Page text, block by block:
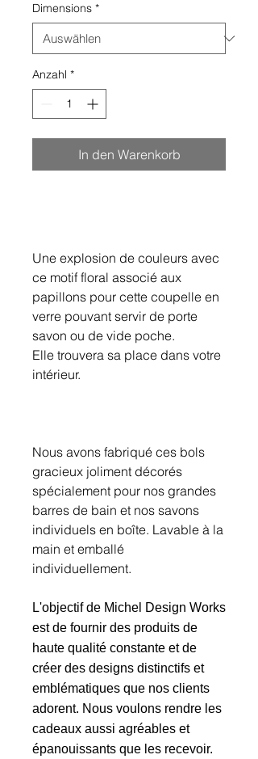
Dimensions *
Anzahl *
In den Warenkorb
Une explosion de couleurs avec
ce motif floral associé aux
papillons pour cette coupelle en
verre pouvant servir de porte
savon ou de vide poche.
Elle trouvera sa place dans votre
intérieur.
Nous avons fabriqué ces bols
gracieux joliment décorés
spécialement pour nos grandes
barres de bain et nos savons
individuels en boîte. Lavable à la
main et emballé
individuellement.
L'objectif de Michel Design Works
est de fournir des produits de
haute qualité constante et de
créer des designs distinctifs et
emblématiques que nos clients
adorent. Nous voulons rendre les
cadeaux aussi agréables et
épanouissants que les recevoir.